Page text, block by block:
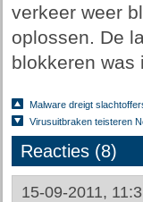
verkeer weer
oplossen. De
blokkeren was
Malware dreigt
Virusuitbraken teisteren
Reacties (8)
15-09-2011,